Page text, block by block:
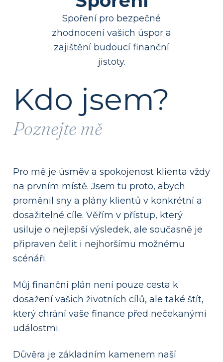
Spoření pro bezpečné
zhodnocení vašich úspor a
zajištění budoucí finanční
jistoty.
Kdo jsem?
Poznejte mě
Pro mě je úsměv a spokojenost klienta vždy
na prvním místě. Jsem tu proto, abych
proměnil sny a plány klientů v konkrétní a
dosažitelné cíle. Věřím v přístup, který
usiluje o nejlepší výsledek, ale současně je
připraven čelit i nejhoršímu možnému
scénáři.
Můj finanční plán není pouze cesta k
dosažení vašich životních cílů, ale také štít,
který chrání vaše finance před nečekanými
událostmi.
Důvěra je základním kamenem naší